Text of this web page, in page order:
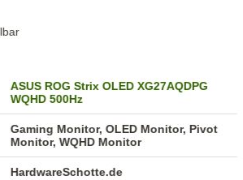
ASUS ROG Strix OLED XG27AQDPG
WQHD 500Hz
Gaming Monitor, OLED Monitor, Pivot
Monitor, WQHD Monitor
HardwareSchotte.de